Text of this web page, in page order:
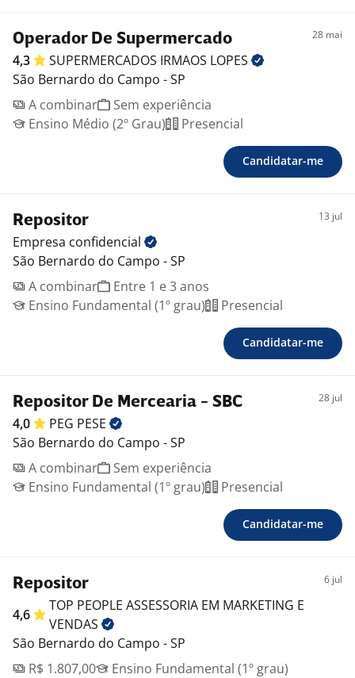
Operador De Supermercado 28 mai
4,3 SUPERMERCADOS IRMAOS LOPES
São Bernardo do Campo - SP
A combinar
Sem experiência
Ensino Médio (2º Grau)
Presencial
Candidatar-me
Repositor 13 jul
Empresa confidencial
São Bernardo do Campo - SP
A combinar
Entre 1 e 3 anos
Ensino Fundamental (1º grau)
Presencial
Candidatar-me
Repositor De Mercearia - SBC 28 jul
4,0 PEG PESE
São Bernardo do Campo - SP
A combinar
Sem experiência
Ensino Fundamental (1º grau)
Presencial
Candidatar-me
Repositor 6 jul
4,6
TOP PEOPLE ASSESSORIA EM MARKETING E
VENDAS
São Bernardo do Campo - SP
R$ 1.807,00
Ensino Fundamental (1º grau)